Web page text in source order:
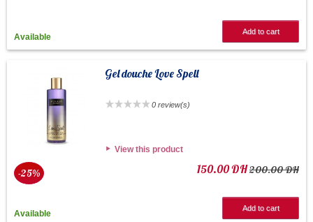
Available
Add to cart
Gel douche Love Spell
0 review(s)
View this product
-25% 150.00 DH200.00 DH
Available
Add to cart